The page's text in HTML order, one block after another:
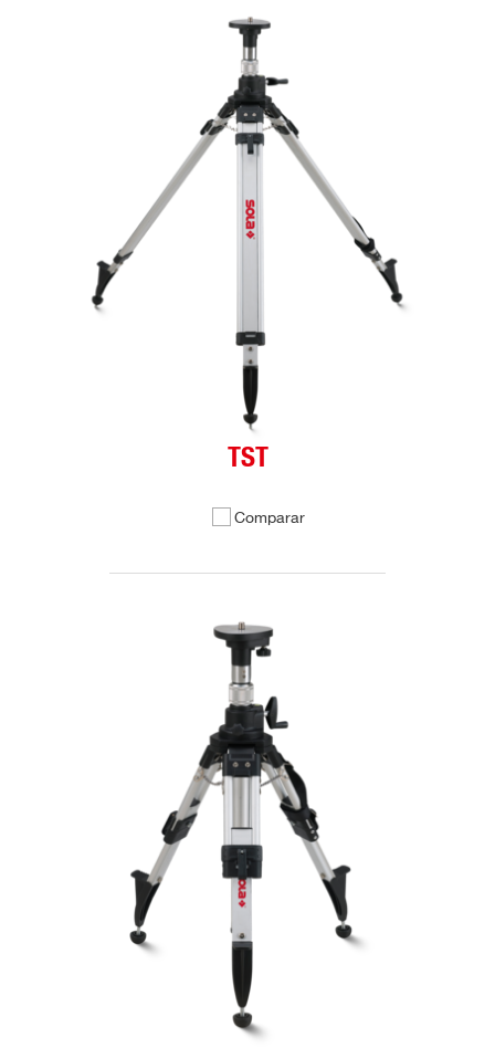
TST
Comparar